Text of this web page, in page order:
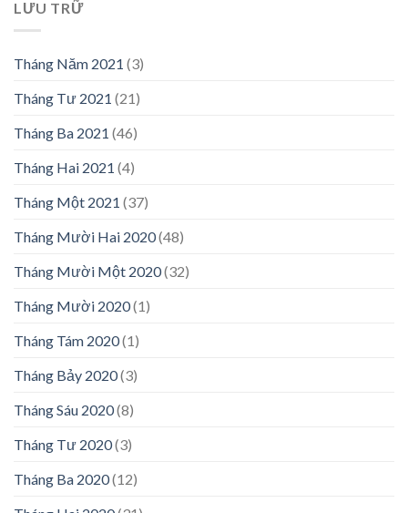
LƯU TRỮ
Tháng Năm 2021 (3)
Tháng Tư 2021 (21)
Tháng Ba 2021 (46)
Tháng Hai 2021 (4)
Tháng Một 2021 (37)
Tháng Mười Hai 2020(48)
Tháng Mười Một 2020(32)
Tháng Mười 2020(1)
Tháng Tám 2020(1)
Tháng Bảy 2020(3)
Tháng Sáu 2020(8)
Tháng Tư 2020(3)
Tháng Ba 2020(12)